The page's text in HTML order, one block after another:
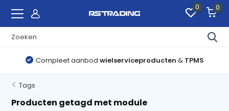
0 0
Compleet aanbod wielserviceproducten & TPMS
Tags
Producten getagd met module